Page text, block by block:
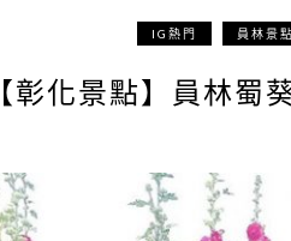
IG熱門 員林景點
【彰化景點】員林蜀